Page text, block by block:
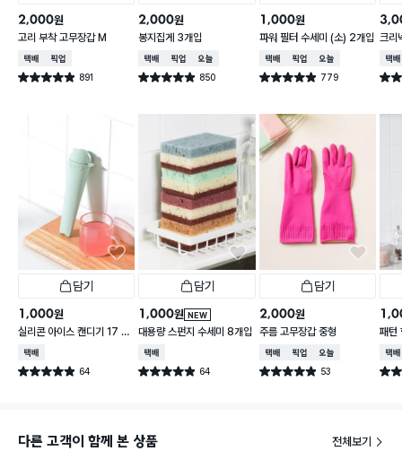
2,000원
고리 부착 고무장갑 M
택배배송매장픽업
별점 4.9점 891
건 작성
2,000원
봉지집게 3개입
택배배송매장픽업오늘배송
별점 4.9점 850
건 작성
1,000원
파워 필터 수세미 (소) 2개입
택배배송매장픽업오늘배송
별점 4.9점 779
건 작성
크리
주
택배
별점
담기
1,000원
실리콘 아이스 캔디기 17 X
4 cm
택배배송
별점 4.9점 64
건 작성
담기
NEW
1,000원
대용량 스펀지 수세미 8개입
택배배송
별점 4.9점 64
건 작성
담기
2,000원
주름 고무장갑 중형
택배배송매장픽업오늘배송
별점 4.9점 53
건 작성
패턴
30
택배
별점
다른 고객이 함께 본 상품 전체보기